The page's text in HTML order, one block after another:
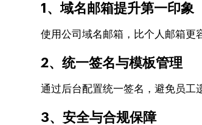
1、域名邮箱提升第一印象
使用公司域名邮箱，比个人邮箱更
2、统一签名与模板管理
通过后台配置统一签名，避免员工
3、安全与合规保障